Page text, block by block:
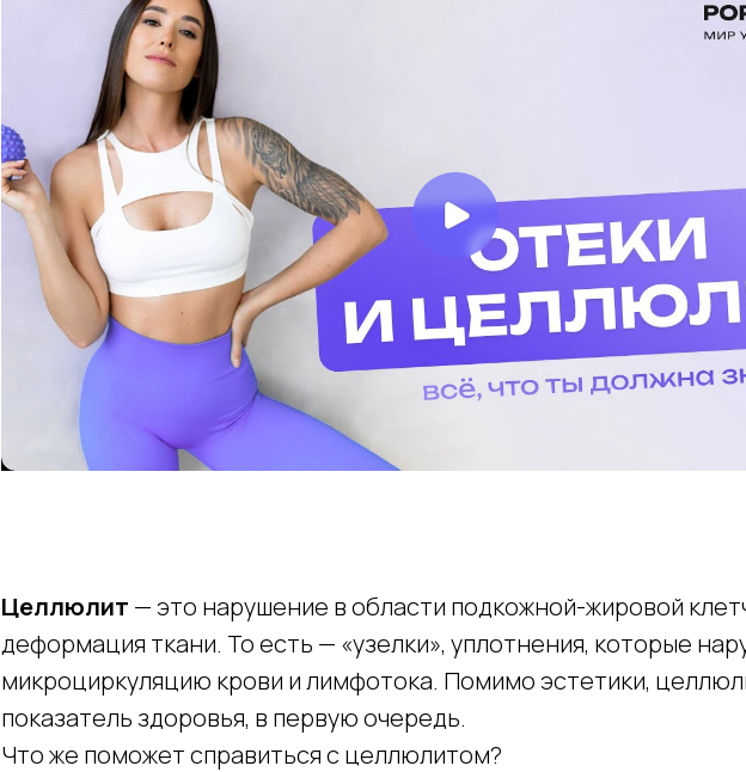
Целлюлит — это нарушение в области подкожной-жировой
деформация ткани. То есть — «узелки», уплотнения, которые
микроциркуляцию крови и лимфотока. Помимо эстетики,
показатель здоровья, в первую очередь.
Что же поможет справиться с целлюлитом?